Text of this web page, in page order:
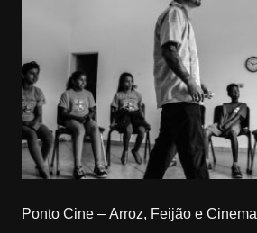
Ponto Cine – Arroz, Feijão e Cinema